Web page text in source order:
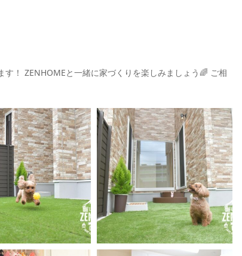
す！ ZENHOMEと一緒に家づくりを楽しみましょう🌈 ご相